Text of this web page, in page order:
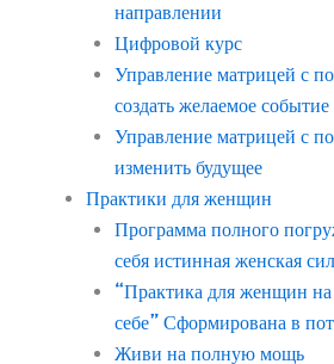
направлении
Цифровой курс
Управление матрицей с
создать желаемое событие
Управление матрицей с
изменить будущее
Практики для женщин
Программа полного
себя истинная женская
“Практика для женщин
себе” Сформирована в
Живи на полную мощь